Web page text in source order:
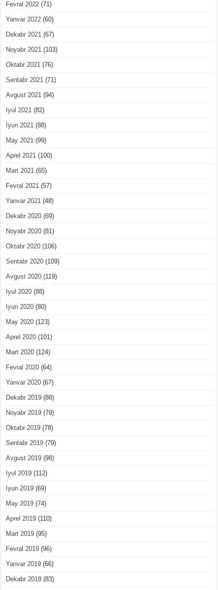
Fevral 2022 (71)
Yanvar 2022 (60)
Dekabr 2021 (67)
Noyabr 2021 (103)
Oktabr 2021 (76)
Sentabr 2021 (71)
Avgust 2021 (94)
Iyul 2021 (82)
Iyun 2021 (88)
May 2021 (99)
Aprel 2021 (100)
Mart 2021 (65)
Fevral 2021 (57)
Yanvar 2021 (48)
Dekabr 2020 (69)
Noyabr 2020 (81)
Oktabr 2020 (106)
Sentabr 2020 (109)
Avgust 2020 (119)
Iyul 2020 (88)
Iyun 2020 (80)
May 2020 (123)
Aprel 2020 (101)
Mart 2020 (124)
Fevral 2020 (64)
Yanvar 2020 (67)
Dekabr 2019 (88)
Noyabr 2019 (79)
Oktabr 2019 (78)
Sentabr 2019 (79)
Avgust 2019 (98)
Iyul 2019 (112)
Iyun 2019 (69)
May 2019 (74)
Aprel 2019 (110)
Mart 2019 (95)
Fevral 2019 (96)
Yanvar 2019 (66)
Dekabr 2018 (83)